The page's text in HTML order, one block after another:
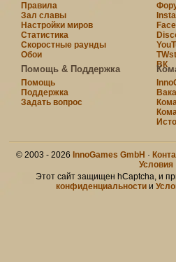
Правила
Зал славы
Настройки миров
Статистика
Скоростные раунды
Обои
ВК
Помощь & Поддержка
Помощь
Поддержка
Задать вопрос
© 2003 - 2026 InnoGames GmbH ·
Условия
Этот сайт защищен hCaptcha, и
конфиденциальностии